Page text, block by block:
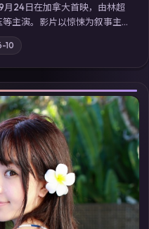
24日在加拿大首映，由林超
主演。影片以惊悚为叙事主
链；摄影与配乐强化地域气
清电视剧在线看」延展检索
剧体验。
10